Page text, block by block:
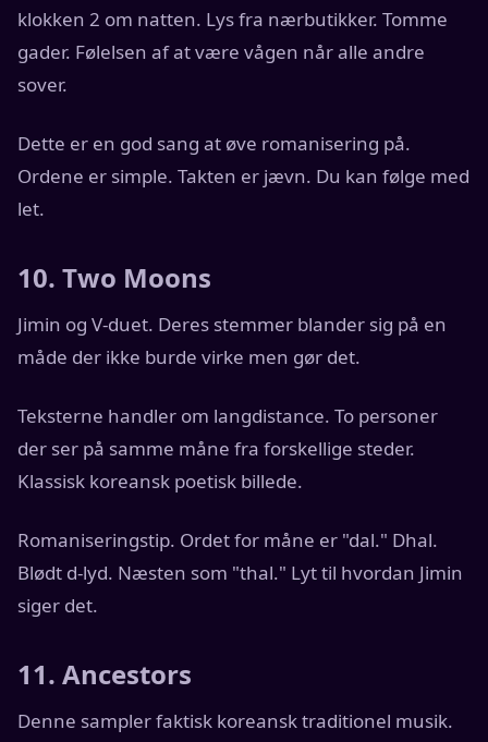
klokken 2 om natten. Lys fra nærbutikker. Tomme
gader. Følelsen af at være vågen når alle andre
sover.
Dette er en god sang at øve romanisering på.
Ordene er simple. Takten er jævn. Du kan følge med
let.
10. Two Moons
Jimin og V-duet. Deres stemmer blander sig på en
måde der ikke burde virke men gør det.
Teksterne handler om langdistance. To personer
der ser på samme måne fra forskellige steder.
Klassisk koreansk poetisk billede.
Romaniseringstip. Ordet for måne er "dal." Dhal.
Blødt d-lyd. Næsten som "thal." Lyt til hvordan Jimin
siger det.
11. Ancestors
Denne sampler faktisk koreansk traditionel musik.